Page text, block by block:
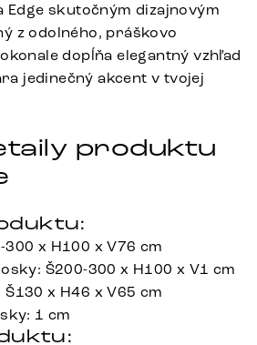
Edge skutočným dizajnovým
z odolného, práškovo
dopĺňa elegantný vzhľad
jedinečný akcent v tvojej
produktu
x H100 x V76 cm
Š200-300 x H100 x V1 cm
x H46 x V65 cm
1 cm